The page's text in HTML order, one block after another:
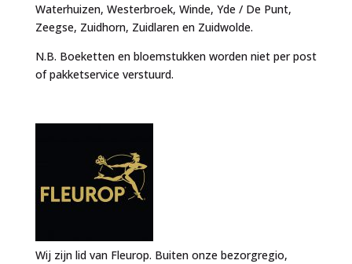
Waterhuizen, Westerbroek, Winde, Yde / De Punt,
Zeegse, Zuidhorn, Zuidlaren en Zuidwolde.
N.B. Boeketten en bloemstukken worden niet per post
of pakketservice verstuurd.
Wij zijn lid van Fleurop. Buiten onze bezorgregio,